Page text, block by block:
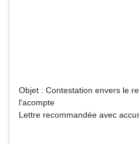
Objet : Contestation envers le
l'acompte
Lettre recommandée avec